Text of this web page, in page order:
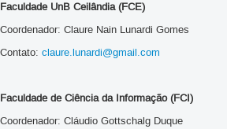
Faculdade UnB Ceilândia (FCE)
Coordenador: Claure Nain Lunardi Gomes
Contato: claure.lunardi@gmail.com
Faculdade de Ciência da Informação (FCI)
Coordenador: Cláudio Gottschalg Duque